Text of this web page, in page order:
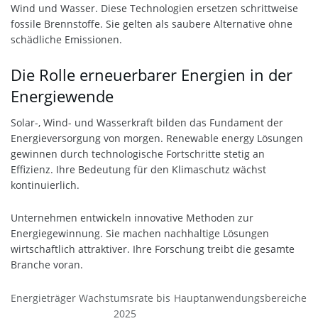
Wind und Wasser. Diese Technologien ersetzen schrittweise
fossile Brennstoffe. Sie gelten als saubere Alternative ohne
schädliche Emissionen.
Die Rolle erneuerbarer Energien in der
Energiewende
Solar-, Wind- und Wasserkraft bilden das Fundament der
Energieversorgung von morgen. Renewable energy Lösungen
gewinnen durch technologische Fortschritte stetig an
Effizienz. Ihre Bedeutung für den Klimaschutz wächst
kontinuierlich.
Unternehmen entwickeln innovative Methoden zur
Energiegewinnung. Sie machen nachhaltige Lösungen
wirtschaftlich attraktiver. Ihre Forschung treibt die gesamte
Branche voran.
Energieträger Wachstumsrate bis
2025
Hauptanwendungsbereiche